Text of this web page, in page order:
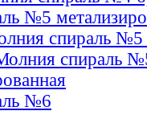
№5
спираль №5
спираль
№6